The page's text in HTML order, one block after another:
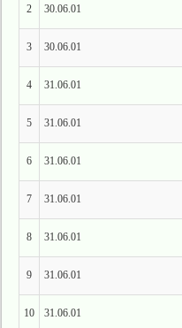
2 30.06.01
3 30.06.01
4 31.06.01
5 31.06.01
6 31.06.01
7 31.06.01
8 31.06.01
9 31.06.01
10 31.06.01